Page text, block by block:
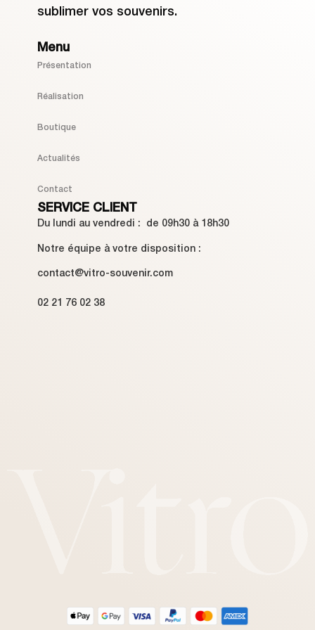
sublimer vos souvenirs.
Menu
Présentation
Réalisation
Boutique
Actualités
Contact
SERVICE CLIENT
Du lundi au vendredi : de 09h30 à 18h30
Notre équipe à votre disposition :
contact@vitro-souvenir.com
02 21 76 02 38